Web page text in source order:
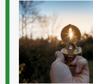
Támogatás